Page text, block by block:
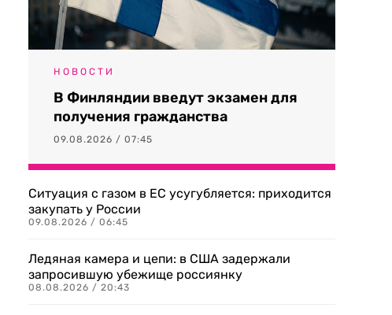
НОВОСТИ
В Финляндии введут экзамен для
получения гражданства
09.08.2026 / 07:45
Ситуация с газом в ЕС усугубляется: приходится
закупать у России
09.08.2026 / 06:45
Ледяная камера и цепи: в США задержали
запросившую убежище россиянку
08.08.2026 / 20:43